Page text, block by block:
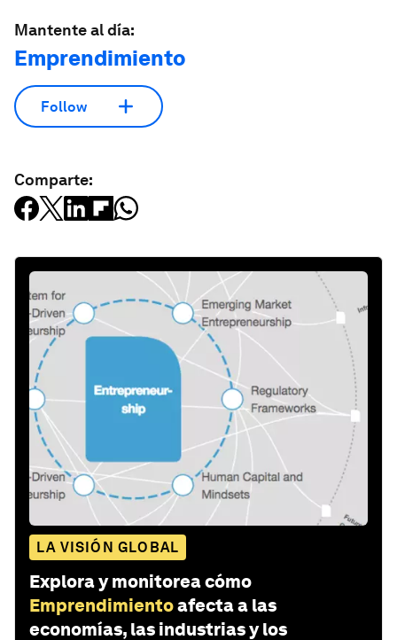
Mantente al día:
Emprendimiento
Follow
Comparte:
LA VISIÓN GLOBAL
Explora y monitorea cómo
Emprendimientoafecta a las
economías, las industrias y los